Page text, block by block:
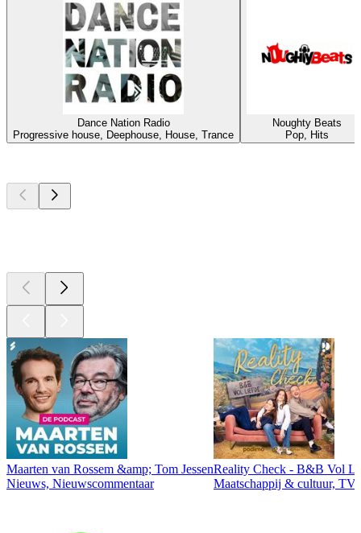
Dance Nation Radio
Progressive house, Deephouse, House, Trance
Noughty Beats
Pop, Hits
Maarten van Rossem &amp; Tom Jessen
Nieuws, Nieuwscommentaar
Reality Check - B&B Vol
Maatschappij & cultuur,